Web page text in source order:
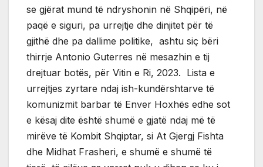
se gjërat mund të ndryshonin në Shqipëri, në
paqë e siguri, pa urrejtje dhe dinjitet për të
gjithë dhe pa dallime politike, ashtu siç bëri
thirrje Antonio Guterres në mesazhin e tij
drejtuar botës, për Vitin e Ri, 2023. Lista e
urrejtjes zyrtare ndaj ish-kundërshtarve të
komunizmit barbar të Enver Hoxhës edhe sot
e kësaj dite është shumë e gjatë ndaj më të
mirëve të Kombit Shqiptar, si At Gjergj Fishta
dhe Midhat Frasheri, e shumë e shumë të